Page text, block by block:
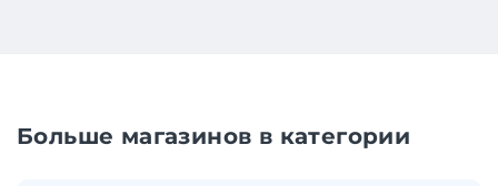
Больше магазинов в категории